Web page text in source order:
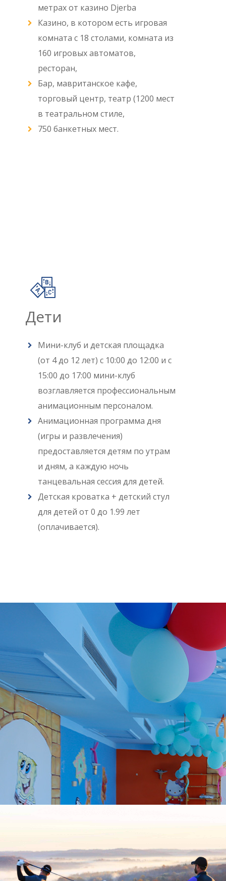
метрах от казино Djerba
Казино, в котором есть игровая
комната с 18 столами, комната из
160 игровых автоматов,
ресторан,
Бар, мавританское кафе,
торговый центр, театр (1200 мест
в театральном стиле,
750 банкетных мест.
Дети
Мини-клуб и детская площадка
(от 4 до 12 лет) с 10:00 до 12:00 и с
15:00 до 17:00 мини-клуб
возглавляется профессиональным
анимационным персоналом.
Анимационная программа дня
(игры и развлечения)
предоставляется детям по утрам
и дням, а каждую ночь
танцевальная сессия для детей.
Детская кроватка + детский стул
для детей от 0 до 1.99 лет
(оплачивается).